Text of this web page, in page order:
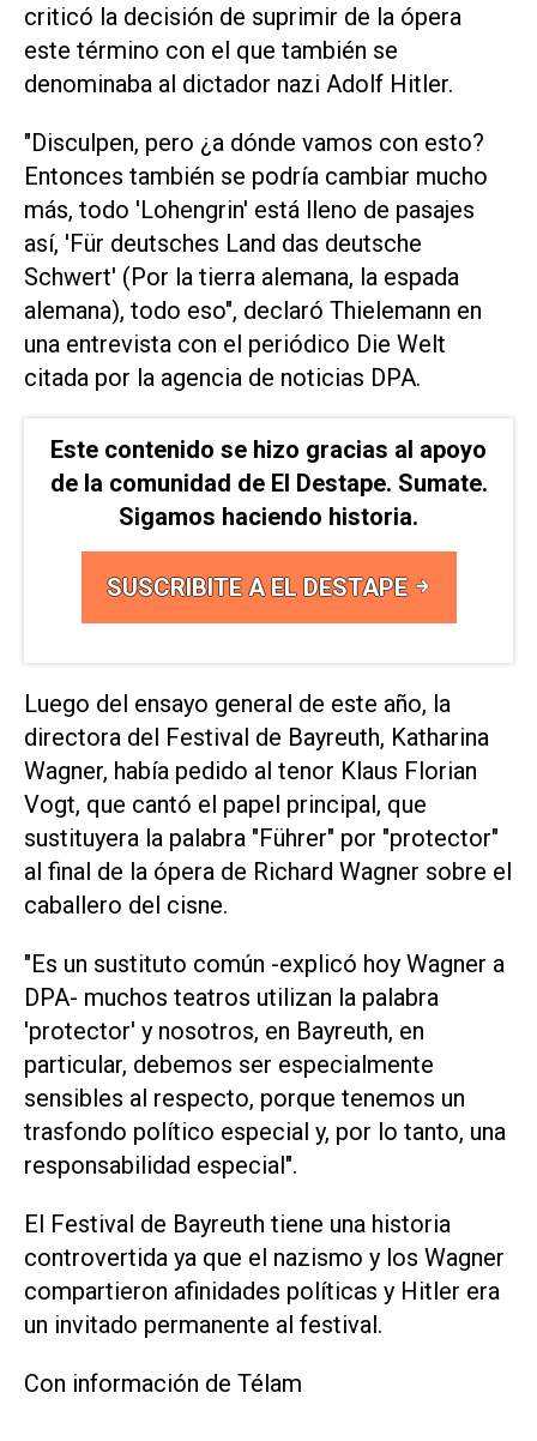
criticó la decisión de suprimir de la ópera
este término con el que también se
denominaba al dictador nazi Adolf Hitler.
"Disculpen, pero ¿a dónde vamos con esto?
Entonces también se podría cambiar mucho
más, todo 'Lohengrin' está lleno de pasajes
así, 'Für deutsches Land das deutsche
Schwert' (Por la tierra alemana, la espada
alemana), todo eso", declaró Thielemann en
una entrevista con el periódico Die Welt
citada por la agencia de noticias DPA.
Este contenido se hizo gracias al apoyo
de la comunidad de El Destape. Sumate.
Sigamos haciendo historia.
SUSCRIBITE A EL DESTAPE
Luego del ensayo general de este año, la
directora del Festival de Bayreuth, Katharina
Wagner, había pedido al tenor Klaus Florian
Vogt, que cantó el papel principal, que
sustituyera la palabra "Führer" por "protector"
al final de la ópera de Richard Wagner sobre el
caballero del cisne.
"Es un sustituto común -explicó hoy Wagner a
DPA- muchos teatros utilizan la palabra
'protector' y nosotros, en Bayreuth, en
particular, debemos ser especialmente
sensibles al respecto, porque tenemos un
trasfondo político especial y, por lo tanto, una
responsabilidad especial".
El Festival de Bayreuth tiene una historia
controvertida ya que el nazismo y los Wagner
compartieron afinidades políticas y Hitler era
un invitado permanente al festival.
Con información de Télam